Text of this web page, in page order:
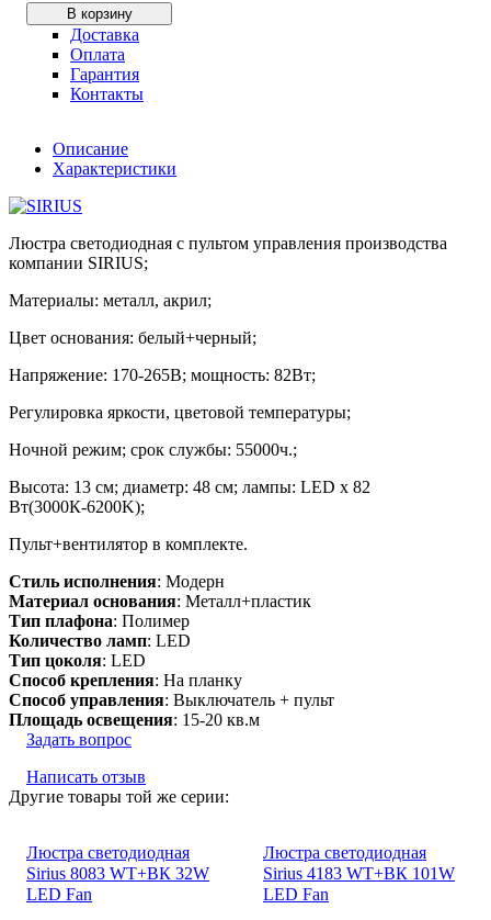
В корзину
Доставка
Оплата
Гарантия
Контакты
Описание
Характеристики
Люстра светодиодная с пультом управления производства
компании SIRIUS;
Материалы: металл, акрил;
Цвет основания: белый+черный;
Напряжение: 170-265В; мощность: 82Вт;
Регулировка яркости, цветовой температуры;
Ночной режим; срок службы: 55000ч.;
Высота: 13 см; диаметр: 48 см; лампы: LED х 82
Вт(3000К-6200K);
Пульт+вентилятор в комплекте.
Стиль исполнения: Модерн
Материал основания: Металл+пластик
Тип плафона: Полимер
Количество ламп: LED
Тип цоколя: LED
Способ крепления: На планку
Способ управления: Выключатель + пульт
Площадь освещения: 15-20 кв.м
Задать вопрос
Написать отзыв
Другие товары той же серии:
Люстра светодиодная
Sirius 8083 WT+ВК 32W
LED Fan
Люстра светодиодная
Sirius 4183 WT+ВК 101W
LED Fan